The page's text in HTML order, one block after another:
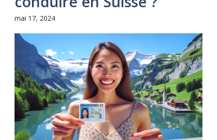
mai 17, 2024